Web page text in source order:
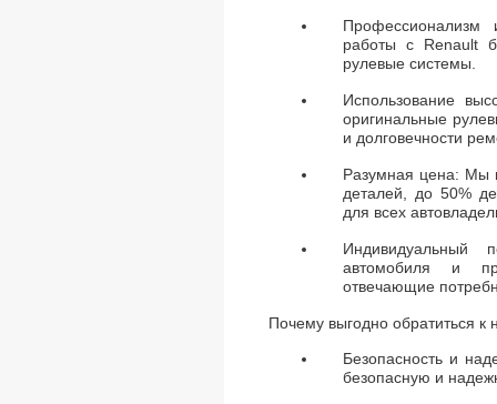
работы с Renault
рулевые системы.
Использование
оригинальные
и долговечности
Разумная цена: Мы
деталей, до 50%
для всех
Индивидуальный
автомобиля и
отвечающие
Почему выгодно обратиться к
Безопасность и
безопасную и